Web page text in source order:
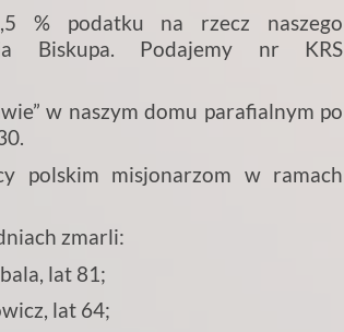
% podatku na rzecz naszego
Biskupa. Podajemy nr KRS
w naszym domu parafialnym po
polskim misjonarzom w ramach
zmarli:
lat 81;
lat 64;